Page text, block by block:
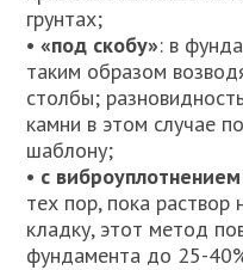
грунтах;
• «под скобу»: в
таким образом
столбы;
камни в этом случае
шаблону;
• с виброуплотнением
тех пор, пока раствор
кладку, этот метод
фундамента до 25-